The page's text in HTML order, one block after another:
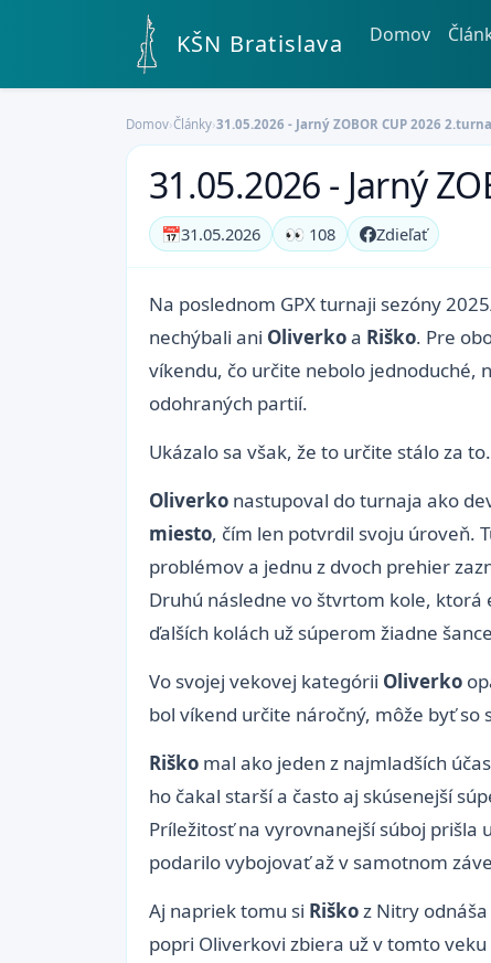
KŠN Bratislava Domov
Domov›Články›31.05.2026 - Jarný ZOBOR CUP 2026
31.05.2026 - Jarný
📅31.05.2026 👀 108 Zdieľať
Na poslednom GPX turnaji sezóny
nechýbali ani Oliverkoa Riško. Pre
víkendu, čo určite nebolo jednoduché,
odohraných partií.
Ukázalo sa však, že to určite stálo za to.
Oliverko nastupoval do turnaja ako
miesto, čím len potvrdil svoju úroveň.
problémov a jednu z dvoch prehier
Druhú následne vo štvrtom kole,
ďalších kolách už súperom žiadne
Vo svojej vekovej kategórii Oliverko
bol víkend určite náročný, môže byť
Riško mal ako jeden z najmladších
ho čakal starší a často aj skúsenejší
Príležitosť na vyrovnanejší súboj prišla
podarilo vybojovať až v samotnom
Aj napriek tomu si Riškoz Nitry
popri Oliverkovi zbiera už v tomto